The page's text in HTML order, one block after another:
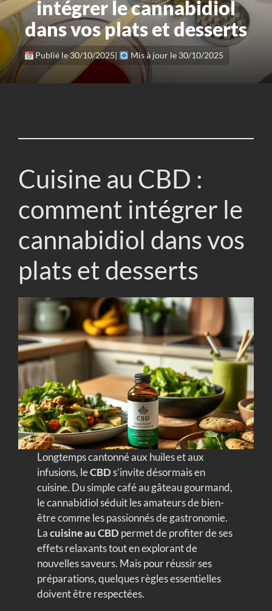
intégrer le cannabidiol
dans vos plats et desserts
Publié le 30/10/2025 Mis à jour le 30/10/2025
Cuisine au CBD :
comment intégrer le
cannabidiol dans vos
plats et desserts
Longtemps cantonné aux huiles et aux
infusions, leCBDs’invite désormais en
cuisine. Du simple café au gâteau gourmand,
le cannabidiol séduit les amateurs de bien-
être comme les passionnés de gastronomie.
Lacuisine au CBD permet de profiter de ses
effets relaxants tout en explorant de
nouvelles saveurs. Mais pour réussir ses
préparations, quelques règles essentielles
doivent être respectées.